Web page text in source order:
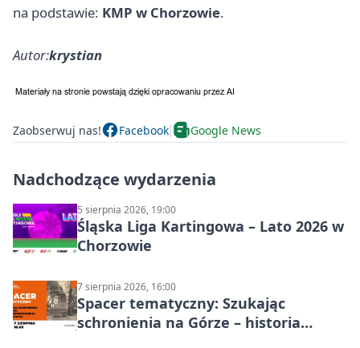
na podstawie: KMP w Chorzowie.
Autor:krystian
Zaobserwuj nas! Facebook Google News
Nadchodzące wydarzenia
5 sierpnia 2026, 19:00
Śląska Liga Kartingowa – Lato 2026 w
Chorzowie
7 sierpnia 2026, 16:00
Spacer tematyczny: Szukając
schronienia na Górze – historia